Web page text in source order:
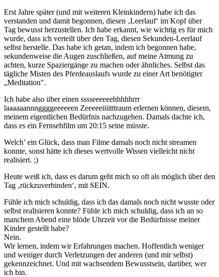
Erst Jahre später (und mit weiteren Kleinkindern) habe ich das
verstanden und damit begonnen, diesen ‚Leerlauf‘ im Kopf über
Tag bewusst herzustellen. Ich habe erkannt, wie wichtig es für mich
wurde, dass ich verteilt über den Tag, diesen Sekunden-Leerlauf
selbst herstelle. Das habe ich getan, indem ich begonnen habe,
sekundenweise die Augen zuschließen, auf meine Atmung zu
achten, kurze Spaziergänge zu machen oder ähnliches. Selbst das
tägliche Misten des Pferdeauslaufs wurde zu einer Art benötigter
„Meditation".
Ich habe also über einen sssseeeeeehhhhhrrr
laaaaaannnggggeeeeeen Zeeeeeiiiitttraum erlernen können, diesem,
meinem eigentlichen Bedürfnis nachzugehen. Damals dachte ich,
dass es ein Fernsehfilm um 20:15 seine müsste.
Welch’ ein Glück, dass man Filme damals noch nicht streamen
konnte, sonst hätte ich dieses wertvolle Wissen vielleicht nicht
realisiert. ;)
Heute weiß ich, dass es darum geht mich so oft als möglich über den
Tag ‚rückzuverbinden‘, mit SEIN.
Fühle ich mich schuldig, dass ich das damals noch nicht wusste oder
selbst realisieren konnte? Fühle ich mich schuldig, dass ich an so
manchem Abend eine blöde Uhrzeit vor die Bedürfnisse meiner
Kinder gestellt habe?
Nein.
Wir lernen, indem wir Erfahrungen machen. Hoffentlich weniger
und weniger durch Verletzungen der anderen (und mir selbst)
gekennzeichnet. Und mit wachsendem Bewusstsein, darüber, wer
ich bin.